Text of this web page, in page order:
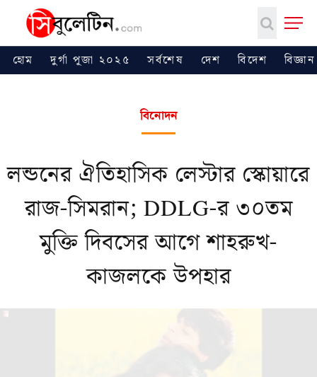
হোম দুর্গা পূজা ২০২৫ সর্বশেষ দেশ বিদেশ
বিনোদন
লন্ডনের ঐতিহাসিক লেস্টার স্কোয়ারে
রাজ-সিমরান; DDLG-র ৩০তম
মুক্তি দিবসের আগে শাহরুখ-
কাজলকে উপহার